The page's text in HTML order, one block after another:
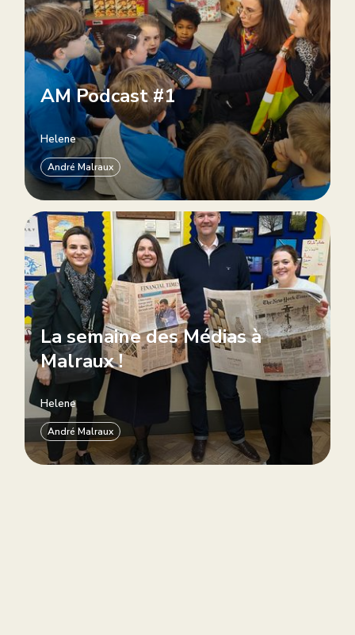
AM Podcast #1
Helene
André Malraux
La semaine des Médias à
Malraux !
Helene
André Malraux